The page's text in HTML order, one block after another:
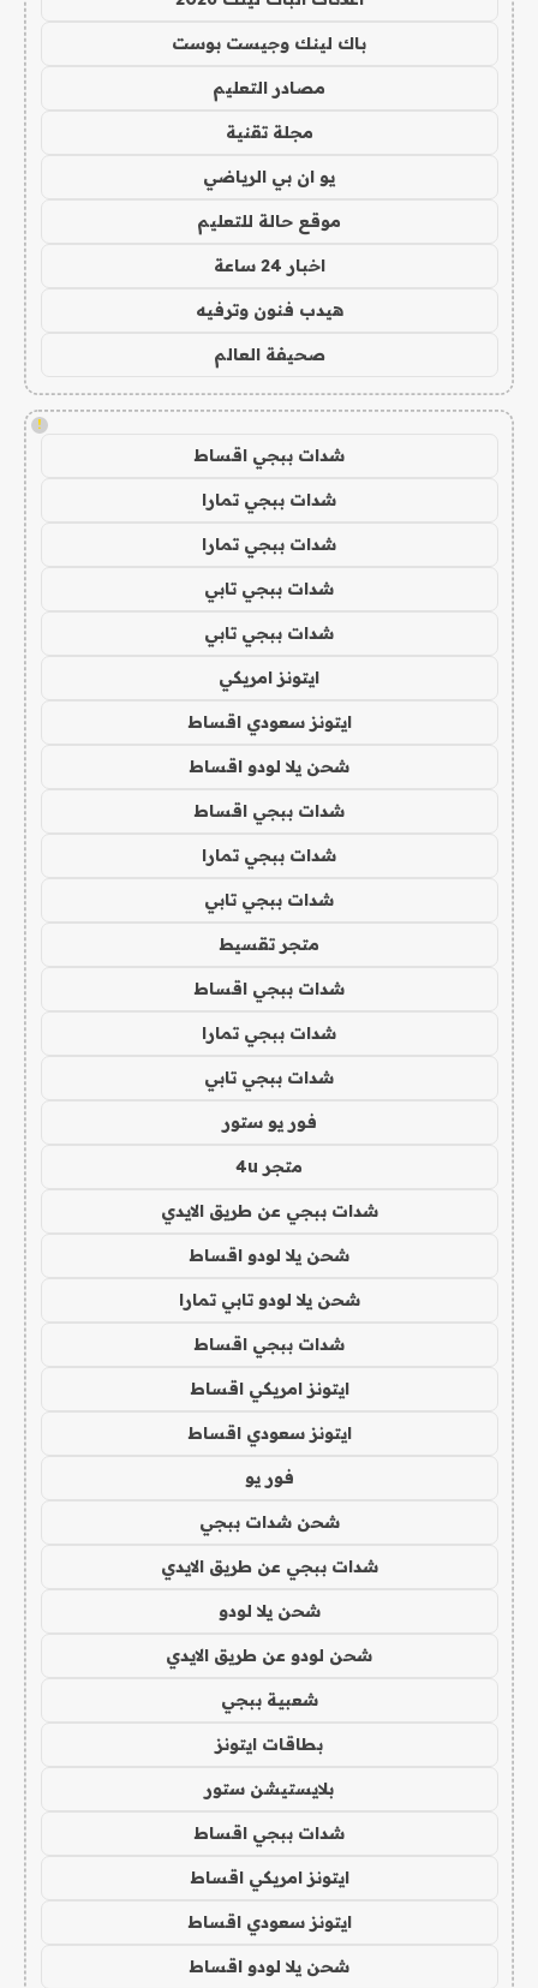
باك لينك وجيست بوست
مصادر التعليم
مجلة تقنية
يو ان بي الرياضي
موقع حالة للتعليم
اخبار 24 ساعة
هيدب فنون وترفيه
صحيفة العالم
!
شدات ببجي اقساط
شدات ببجي تمارا
شدات ببجي تمارا
شدات ببجي تابي
شدات ببجي تابي
ايتونز امريكي
ايتونز سعودي اقساط
شحن يلا لودو اقساط
شدات ببجي اقساط
شدات ببجي تمارا
شدات ببجي تابي
متجر تقسيط
شدات ببجي اقساط
شدات ببجي تمارا
شدات ببجي تابي
فور يو ستور
متجر 4u
شدات ببجي عن طريق الايدي
شحن يلا لودو اقساط
شحن يلا لودو تابي تمارا
شدات ببجي اقساط
ايتونز امريكي اقساط
ايتونز سعودي اقساط
فور يو
شحن شدات ببجي
شدات ببجي عن طريق الايدي
شحن يلا لودو
شحن لودو عن طريق الايدي
شعبية ببجي
بطاقات ايتونز
بلايستيشن ستور
شدات ببجي اقساط
ايتونز امريكي اقساط
ايتونز سعودي اقساط
شحن يلا لودو اقساط